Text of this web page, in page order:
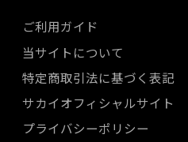
ご利用ガイド
当サイトについて
特定商取引法に基づく表記
サカイオフィシャルサイト
プライバシーポリシー